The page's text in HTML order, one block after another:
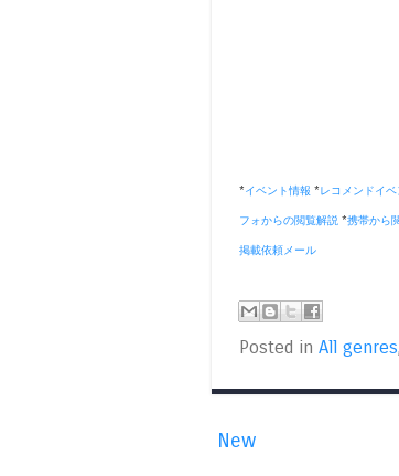
*イベント情報 *レコメンドイベ
フォからの閲覧解説 *携帯から
掲載依頼メール
Posted in All genres,
New